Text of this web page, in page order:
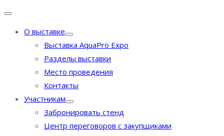
О выставке
Выставка AquaPro Expo
Разделы выставки
Место проведения
Контакты
Участникам
Забронировать стенд
Центр переговоров с закупщиками